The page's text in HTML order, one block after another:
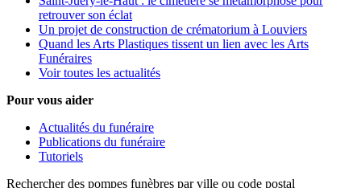
retrouver son éclat
Un projet de construction de crématorium à Louviers
Quand les Arts Plastiques tissent un lien avec les Arts
Funéraires
Voir toutes les actualités
Pour vous aider
Actualités du funéraire
Publications du funéraire
Tutoriels
Rechercher des pompes funèbres par ville ou code postal